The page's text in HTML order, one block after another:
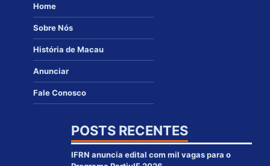
Home
Sobre Nós
História de Macau
Anunciar
Fale Conosco
POSTS RECENTES
IFRN anuncia edital com mil vagas para o